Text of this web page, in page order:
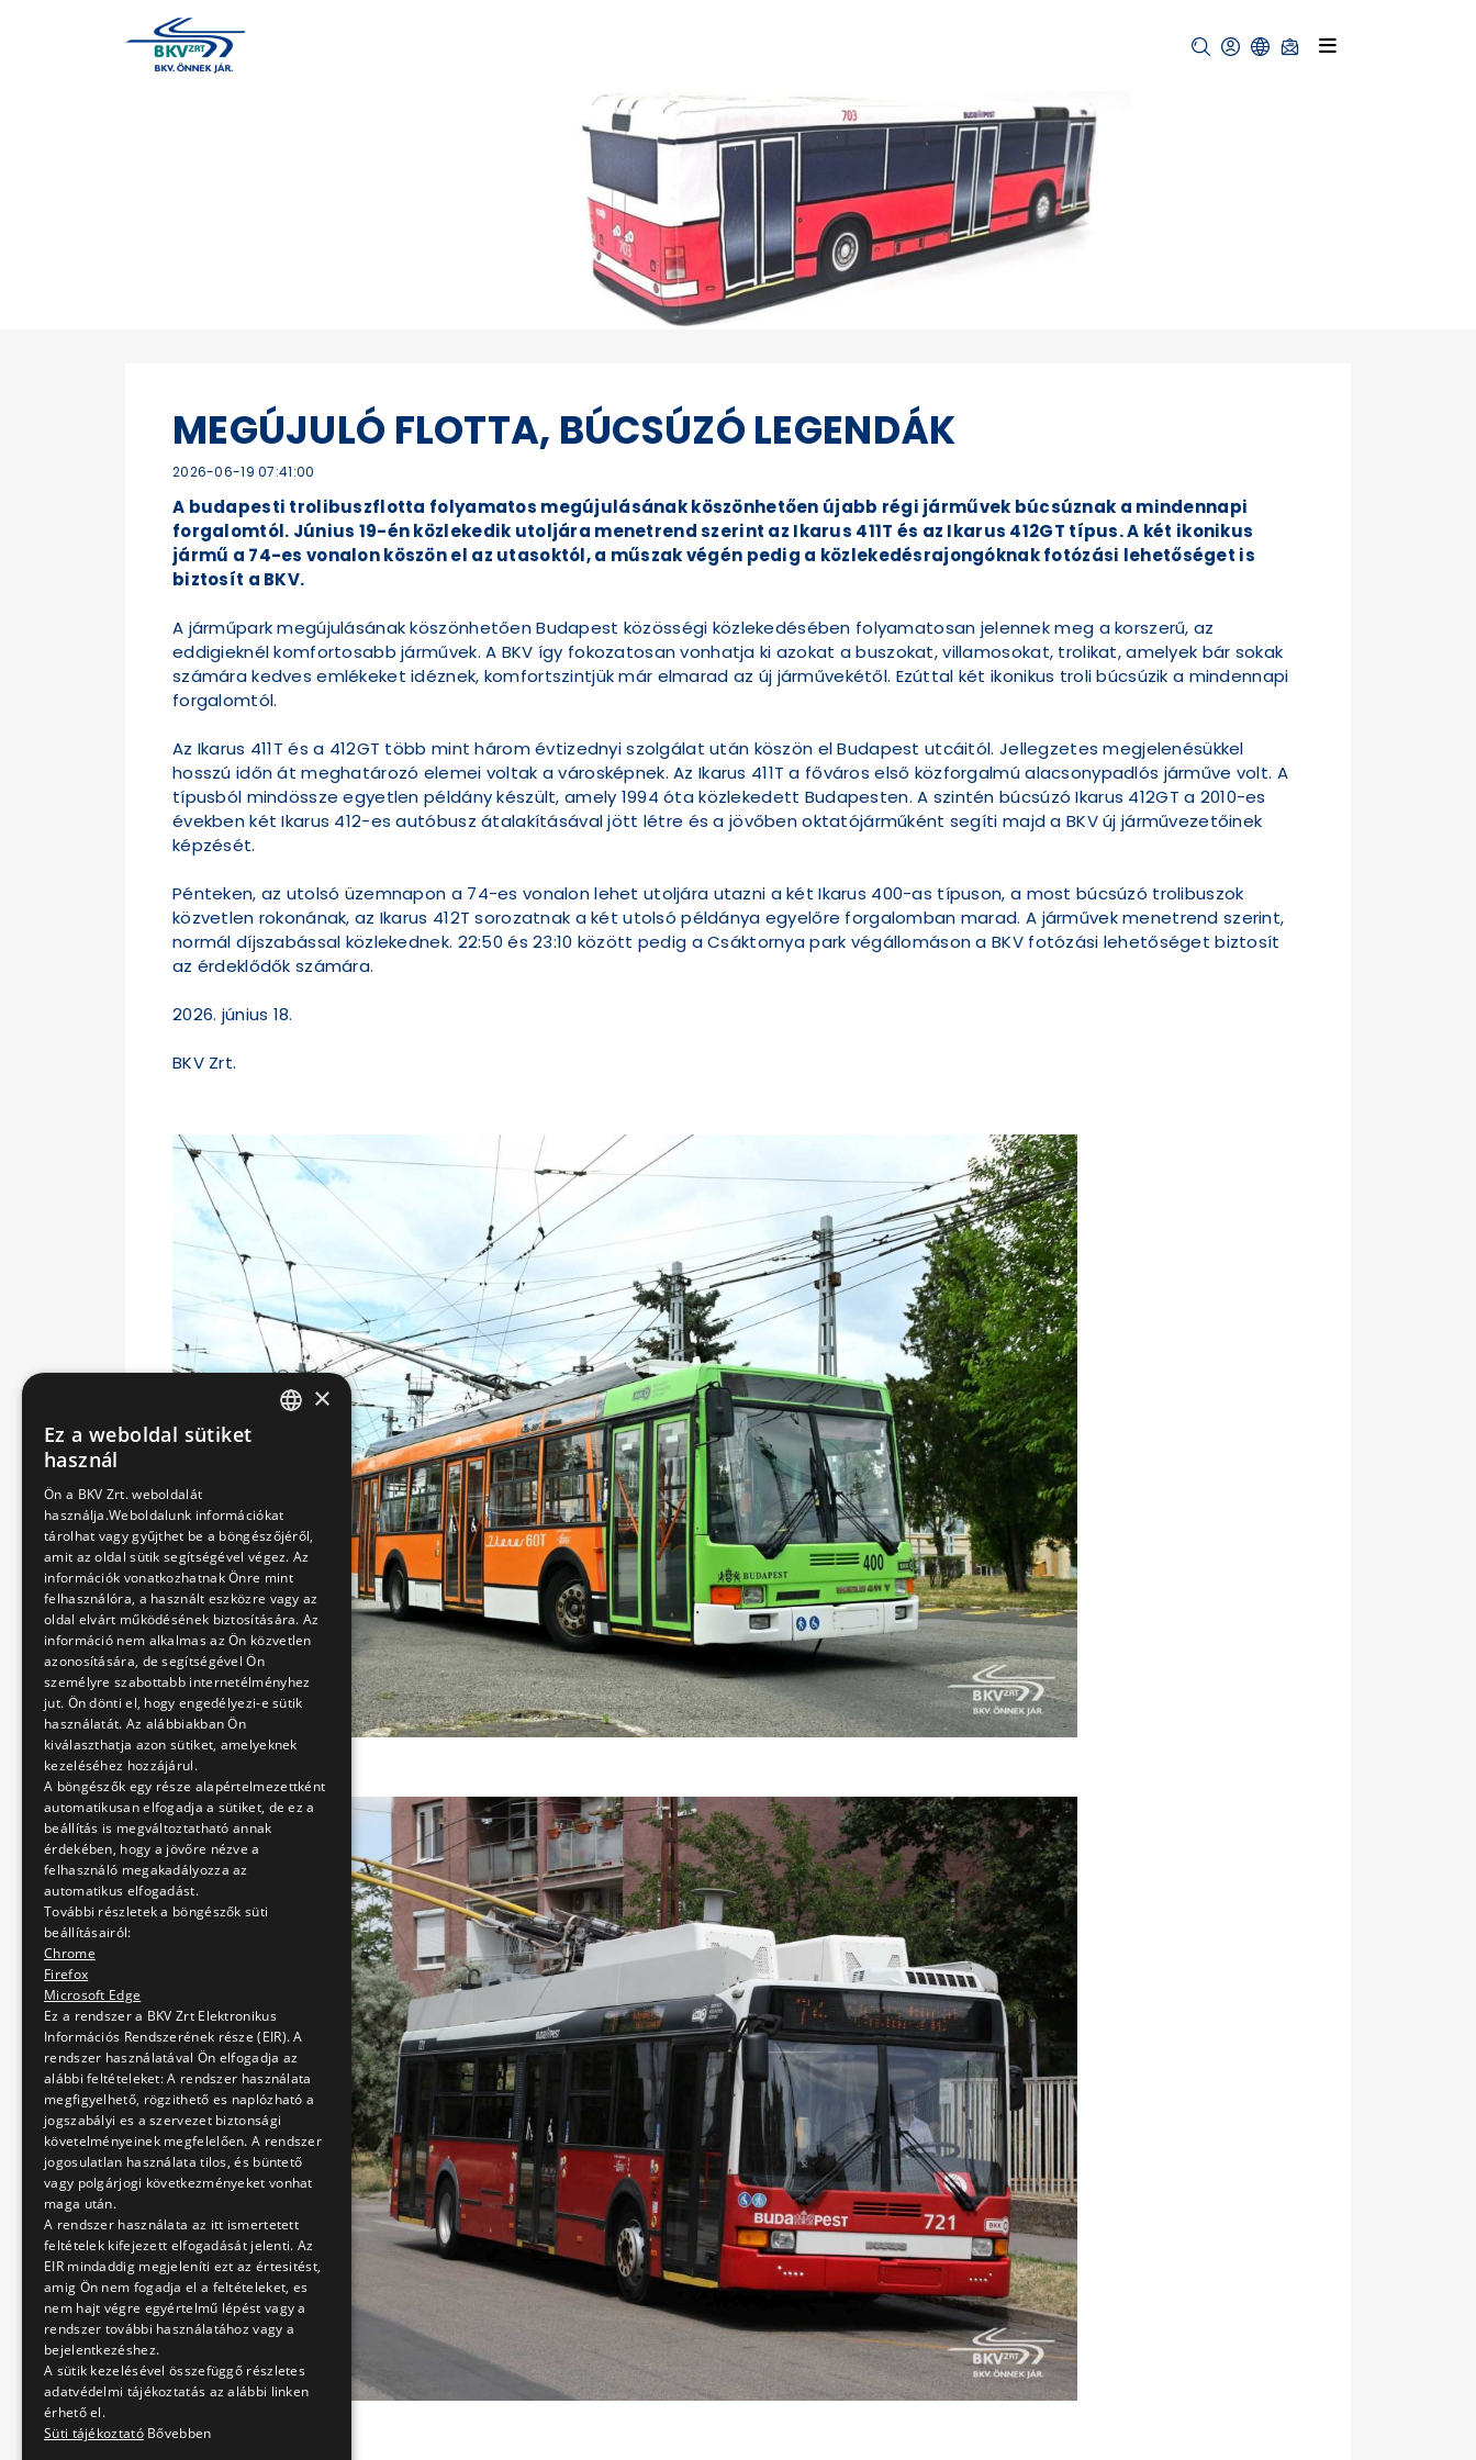
MEGÚJULÓ FLOTTA, BÚCSÚZÓ LEGENDÁK
2026-06-19 07:41:00
A budapesti trolibuszflotta folyamatos megújulásának köszönhetően újabb régi járművek búcsúznak a mindennapi
forgalomtól. Június 19-én közlekedik utoljára menetrend szerint az Ikarus 411T és az Ikarus 412GT típus. A két ikonikus
jármű a 74-es vonalon köszön el az utasoktól, a műszak végén pedig a közlekedésrajongóknak fotózási lehetőséget is
biztosít a BKV.
A járműpark megújulásának köszönhetően Budapest közösségi közlekedésében folyamatosan jelennek meg a korszerű, az
eddigieknél komfortosabb járművek. A BKV így fokozatosan vonhatja ki azokat a buszokat, villamosokat, trolikat, amelyek bár sokak
számára kedves emlékeket idéznek, komfortszintjük már elmarad az új járművekétől. Ezúttal két ikonikus troli búcsúzik a mindennapi
forgalomtól.
Az Ikarus 411T és a 412GT több mint három évtizednyi szolgálat után köszön el Budapest utcáitól. Jellegzetes megjelenésükkel
hosszú időn át meghatározó elemei voltak a városképnek. Az Ikarus 411T a főváros első közforgalmú alacsonypadlós járműve volt. A
típusból mindössze egyetlen példány készült, amely 1994 óta közlekedett Budapesten. A szintén búcsúzó Ikarus 412GT a 2010-es
években két Ikarus 412-es autóbusz átalakításával jött létre és a jövőben oktatójárműként segíti majd a BKV új járművezetőinek
képzését.
Pénteken, az utolsó üzemnapon a 74-es vonalon lehet utoljára utazni a két Ikarus 400-as típuson, a most búcsúzó trolibuszok
közvetlen rokonának, az Ikarus 412T sorozatnak a két utolsó példánya egyelőre forgalomban marad. A járművek menetrend szerint,
normál díjszabással közlekednek. 22:50 és 23:10 között pedig a Csáktornya park végállomáson a BKV fotózási lehetőséget biztosít
az érdeklődők számára.
2026. június 18.
BKV Zrt.
×
Ez a weboldal sütiket
használ
Ön a BKV Zrt. weboldalát
használja.Weboldalunk információkat
tárolhat vagy gyűjthet be a böngészőjéről,
amit az oldal sütik segítségével végez. Az
információk vonatkozhatnak Önre mint
felhasználóra, a használt eszközre vagy az
oldal elvárt működésének biztosítására. Az
információ nem alkalmas az Ön közvetlen
azonosítására, de segítségével Ön
személyre szabottabb internetélményhez
jut. Ön dönti el, hogy engedélyezi-e sütik
használatát. Az alábbiakban Ön
kiválaszthatja azon sütiket, amelyeknek
kezeléséhez hozzájárul.
A böngészők egy része alapértelmezettként
automatikusan elfogadja a sütiket, de ez a
beállítás is megváltoztatható annak
érdekében, hogy a jövőre nézve a
felhasználó megakadályozza az
automatikus elfogadást.
További részletek a böngészők süti
beállításairól:
Chrome
Firefox
Microsoft Edge
Ez a rendszer a BKV Zrt Elektronikus
Információs Rendszerének része (EIR). A
rendszer használatával Ön elfogadja az
alábbi feltételeket: A rendszer használata
megfigyelhető, rögzithető es naplózható a
jogszabályi es a szervezet biztonsági
követelményeinek megfelelően. A rendszer
jogosulatlan használata tilos, és büntető
vagy polgárjogi következményeket vonhat
maga után.
A rendszer használata az itt ismertetett
feltételek kifejezett elfogadását jelenti. Az
EIR mindaddig megjeleníti ezt az értesitést,
amig Ön nem fogadja el a feltételeket, es
nem hajt végre egyértelmű lépést vagy a
rendszer további használatához vagy a
bejelentkezéshez.
A sütik kezelésével összefüggő részletes
adatvédelmi tájékoztatás az alábbi linken
érhető el.
Süti tájékoztató Bővebben